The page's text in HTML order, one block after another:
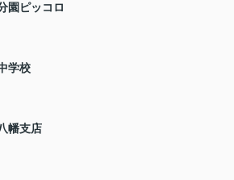
園ピッコロ
学校
幡支店